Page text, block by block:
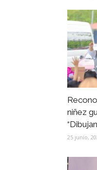
niñez
25 junio,